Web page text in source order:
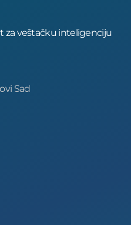
za veštačku inteligenciju
Sad